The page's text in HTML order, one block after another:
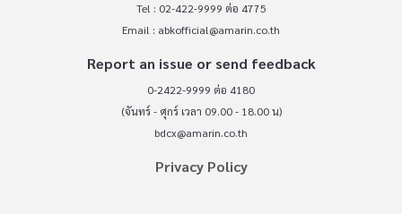
Tel : 02-422-9999 ต่อ 4775
Email : abkofficial@amarin.co.th
Report an issue or send feedback
0-2422-9999 ต่อ 4180
(จันทร์ - ศุกร์ เวลา 09.00 - 18.00 น)
bdcx@amarin.co.th
Privacy Policy